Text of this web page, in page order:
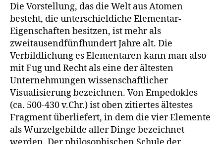
Die Vorstellung, das die Welt aus Atomen
besteht, die unterschieldiche Elementar-
Eigenschaften besitzen, ist mehr als
zweitausendfünfhundert Jahre alt. Die
Verbildlichung es Elementaren kann man also
mit Fug und Recht als eine der ältesten
Unternehmungen wissenschaftlicher
Visualisierung bezeichnen. Von Empedokles
(ca. 500-430 v.Chr.) ist oben zitiertes ältestes
Fragment überliefert, in dem die vier Elemente
als Wurzelgebilde aller Dinge bezeichnet